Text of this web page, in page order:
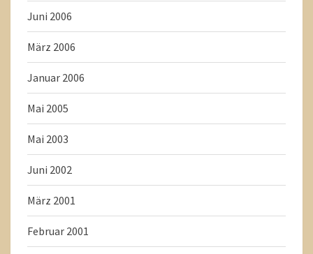
Juni 2006
März 2006
Januar 2006
Mai 2005
Mai 2003
Juni 2002
März 2001
Februar 2001